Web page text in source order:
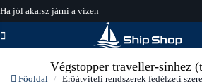
Ha jól akarsz járni a vízen
hajo-felszereles.hu
Végstopper traveller-sínhez
Főoldal Erőátviteli rendszerek fedélzeti